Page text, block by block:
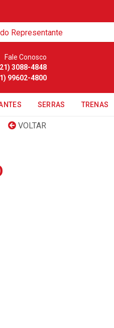
Representante
Fale Conosco
3088-4848
99602-4800
SERRAS TRENAS
VOLTAR